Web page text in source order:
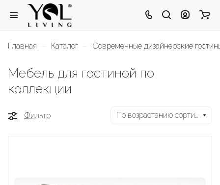
Главная Каталог Современные дизайнерские
Мебель для гостиной по
коллекции
Фильтр По возрастанию сортировки